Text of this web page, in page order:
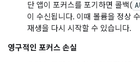
단 앱이 포커스를 포기하면 콜백(
이 수신됩니다. 이때 볼륨을 정상
재생을 다시 시작할 수 있습니다.
영구적인 포커스 손실